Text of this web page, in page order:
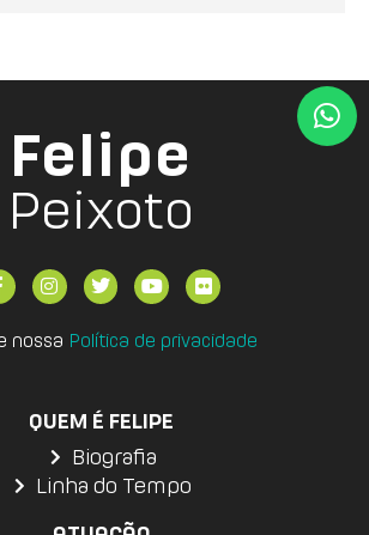
Felipe
Peixoto
nossa Política de privacidade
QUEM É FELIPE
Biografia
Linha do Tempo